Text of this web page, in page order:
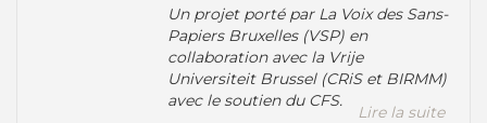
Un projet porté par La Voix des Sans-
Papiers Bruxelles (VSP) en
collaboration avec la Vrije
Universiteit Brussel (CRiS et BIRMM)
avec le soutien du CFS.
Lire la suite